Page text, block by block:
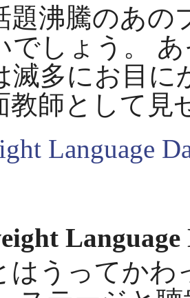
題沸騰のあの
でしょう。
滅多にお目
教師として見
Language
Language
はうってかわ